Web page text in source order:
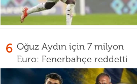
6 Oğuz Aydın için 7 milyon
Euro: Fenerbahçe reddetti